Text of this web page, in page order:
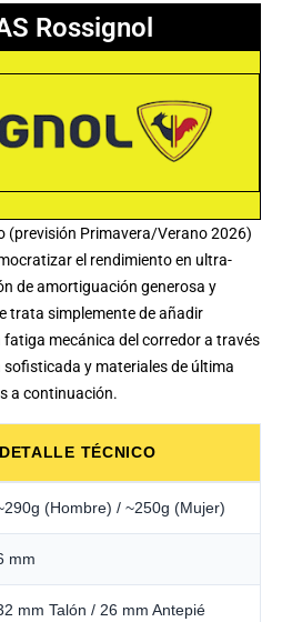
Rossignol
(previsión Primavera/Verano 2026)
el rendimiento en ultra-
de amortiguación generosa y
trata simplemente de añadir
mecánica del corredor a través
y materiales de última
a continuación.
DETALLE TÉCNICO
(Hombre) / ~250g (Mujer)
mm
mm Talón / 26 mm Antepié